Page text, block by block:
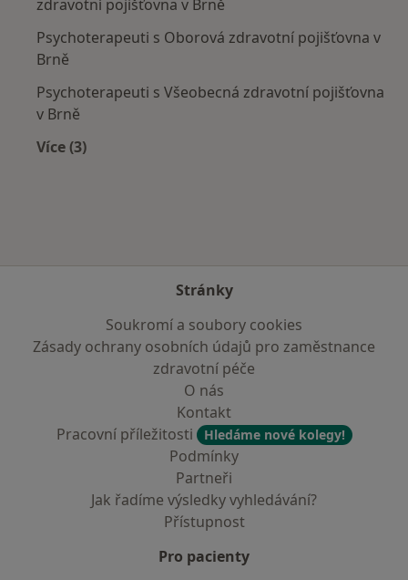
zdravotní pojišťovna v Brně
Psychoterapeuti s Oborová zdravotní pojišťovna v
Brně
Psychoterapeuti s Všeobecná zdravotní pojišťovna
v Brně
Více (3)
Stránky
Soukromí a soubory cookies
Zásady ochrany osobních údajů pro zaměstnance
zdravotní péče
O nás
Kontakt
Pracovní příležitosti
Hledáme nové kolegy!
Podmínky
Partneři
Jak řadíme výsledky vyhledávání?
Přístupnost
Pro pacienty